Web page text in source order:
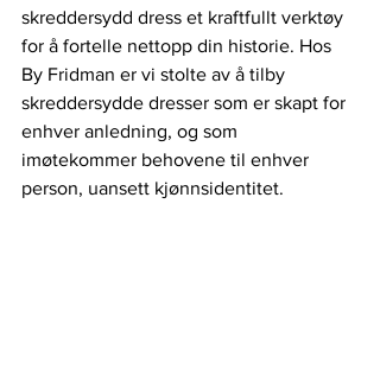
skreddersydd dress et kraftfullt verktøy
for å fortelle nettopp din historie. Hos
By Fridman er vi stolte av å tilby
skreddersydde dresser som er skapt for
enhver anledning, og som
imøtekommer behovene til enhver
person, uansett kjønnsidentitet.